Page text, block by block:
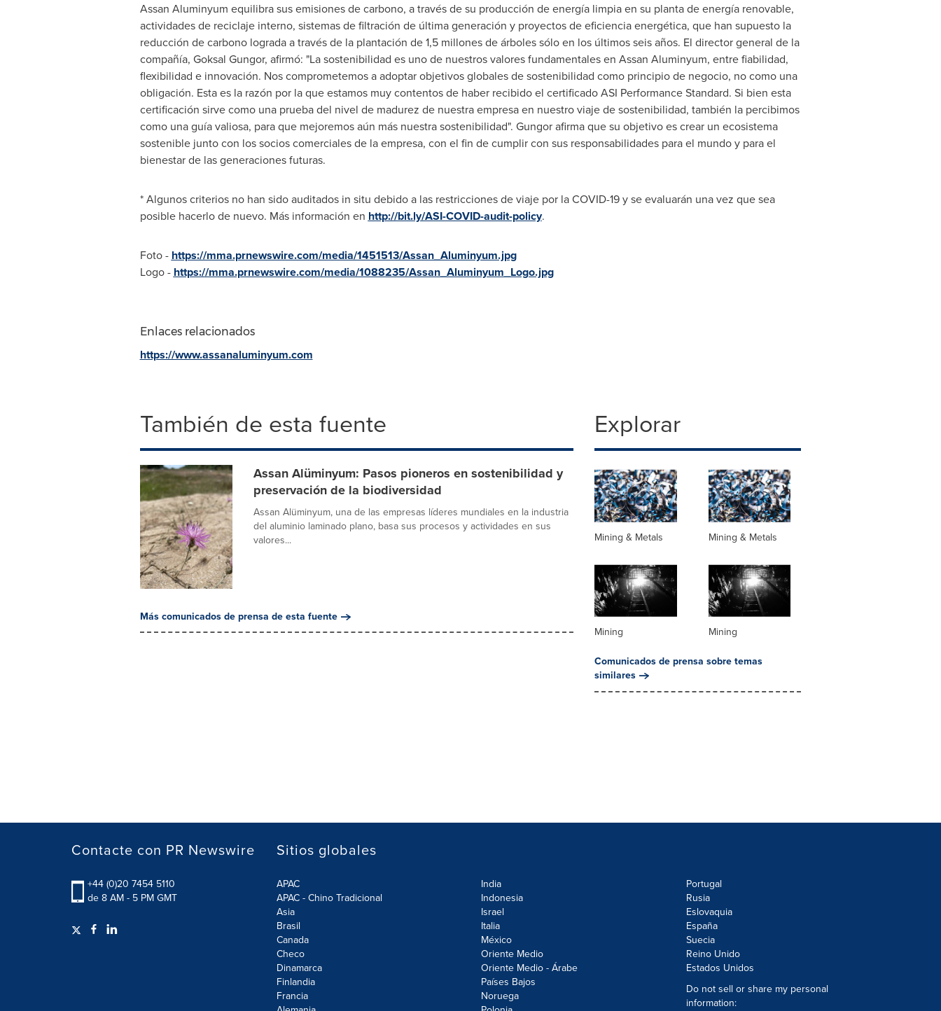
Assan Aluminyum equilibra sus emisiones de carbono, a través de su producción de energía limpia en su planta de energía renovable,
actividades de reciclaje interno, sistemas de filtración de última generación y proyectos de eficiencia energética, que han supuesto la
reducción de carbono lograda a través de la plantación de 1,5 millones de árboles sólo en los últimos seis años. El director general de la
compañía, Goksal Gungor, afirmó: "La sostenibilidad es uno de nuestros valores fundamentales en Assan Aluminyum, entre fiabilidad,
flexibilidad e innovación. Nos comprometemos a adoptar objetivos globales de sostenibilidad como principio de negocio, no como una
obligación. Esta es la razón por la que estamos muy contentos de haber recibido el certificado ASI Performance Standard. Si bien esta
certificación sirve como una prueba del nivel de madurez de nuestra empresa en nuestro viaje de sostenibilidad, también la percibimos
como una guía valiosa, para que mejoremos aún más nuestra sostenibilidad". Gungor afirma que su objetivo es crear un ecosistema
sostenible junto con los socios comerciales de la empresa, con el fin de cumplir con sus responsabilidades para el mundo y para el
bienestar de las generaciones futuras.
* Algunos criterios no han sido auditados in situ debido a las restricciones de viaje por la COVID-19 y se evaluarán una vez que sea
posible hacerlo de nuevo. Más información en http://bit.ly/ASI-COVID-audit-policy.
Foto - https://mma.prnewswire.com/media/1451513/Assan_Aluminyum.jpg
Logo - https://mma.prnewswire.com/media/1088235/Assan_Aluminyum_Logo.jpg
Enlaces relacionados
https://www.assanaluminyum.com
También de esta fuente
Assan Alüminyum: Pasos pioneros en sostenibilidad y
preservación de la biodiversidad
Assan Alüminyum, una de las empresas líderes mundiales en la industria
del aluminio laminado plano, basa sus procesos y actividades en sus
valores...
Más comunicados de prensa de esta fuente
Explorar
Mining & Metals Mining & Metals
Mining
Mining
Comunicados de prensa sobre temas
similares
Contacte con PR Newswire
+44 (0)20 7454 5110
de 8 AM - 5 PM GMT
Sitios globales
APAC
APAC - Chino Tradicional
Asia
Brasil
Canada
Checo
Dinamarca
Finlandia
Francia
India
Indonesia
Israel
Italia
México
Oriente Medio
Oriente Medio - Árabe
Países Bajos
Noruega
Portugal
Rusia
Eslovaquia
España
Suecia
Reino Unido
Estados Unidos
Do not sell or share my personal
information: